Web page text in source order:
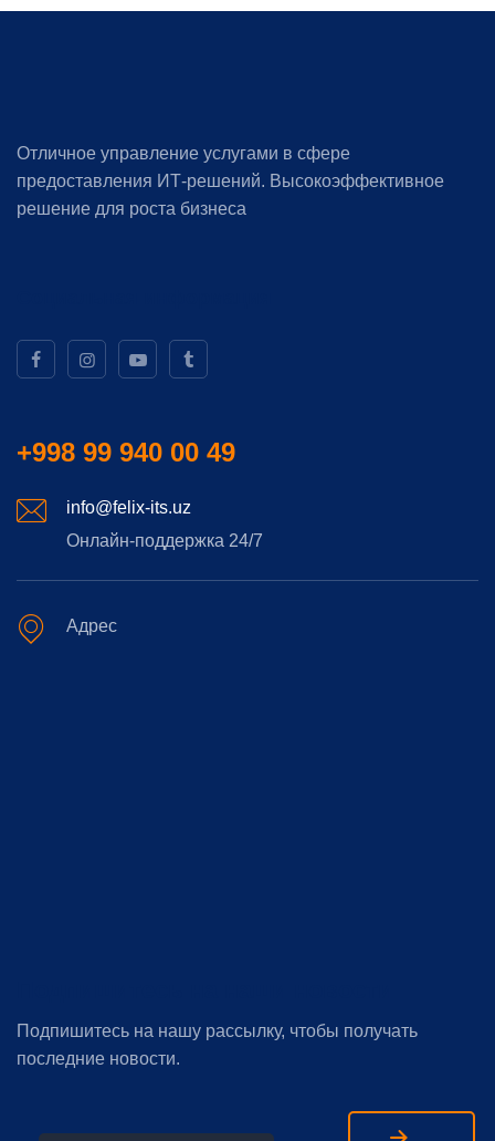
Отличное управление услугами в сфере
предоставления ИТ-решений. Высокоэффективное
решение для роста бизнеса
+998 99 940 00 49
info@felix-its.uz
Онлайн-поддержка 24/7
Адрес
Подпишитесь на нашу рассылку, чтобы получать
последние новости.